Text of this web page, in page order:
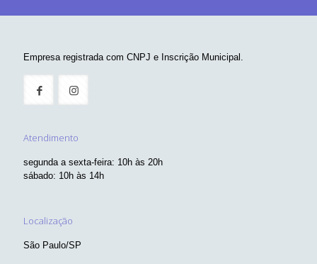
Empresa registrada com CNPJ e Inscrição Municipal.
Atendimento
segunda a sexta-feira: 10h às 20h
sábado: 10h às 14h
Localização
São Paulo/SP